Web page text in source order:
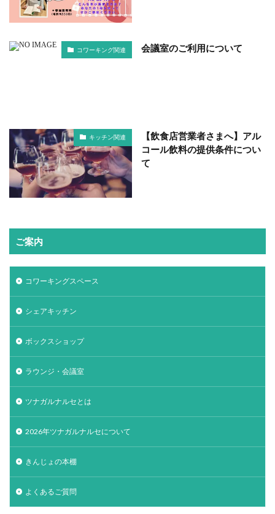
コワーキング関連 会議室のご利用について
キッチン関連
【飲食店営業者さまへ】アル
コール飲料の提供条件につい
て
ご案内
コワーキングスペース
シェアキッチン
ボックスショップ
ラウンジ・会議室
ツナガルナルセとは
2026年ツナガルナルセについて
きんじょの本棚
よくあるご質問